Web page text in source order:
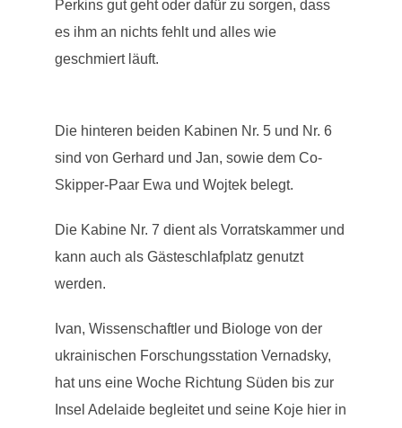
Perkins gut geht oder dafür zu sorgen, dass
es ihm an nichts fehlt und alles wie
geschmiert läuft.
Die hinteren beiden Kabinen Nr. 5 und Nr. 6
sind von Gerhard und Jan, sowie dem Co-
Skipper-Paar Ewa und Wojtek belegt.
Die Kabine Nr. 7 dient als Vorratskammer und
kann auch als Gästeschlafplatz genutzt
werden.
Ivan, Wissenschaftler und Biologe von der
ukrainischen Forschungsstation Vernadsky,
hat uns eine Woche Richtung Süden bis zur
Insel Adelaide begleitet und seine Koje hier in